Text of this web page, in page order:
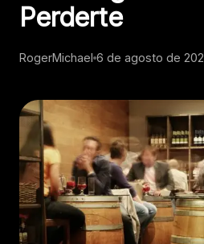
Perderte
RogerMichael 6 de agosto de